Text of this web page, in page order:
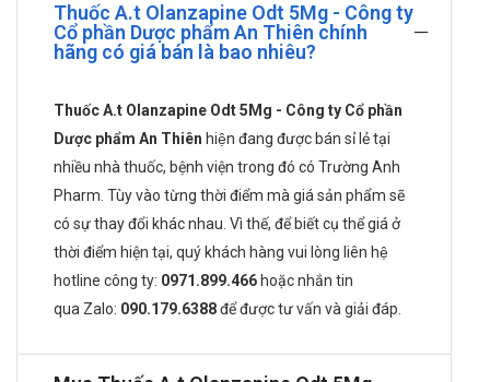
Liều dùng Thuốc A.T
Thuốc được dùng 1 ngày 1 lần và không liên quan đến bữa
ăn
Thông thường liều dùng bắt đầu ở 5 – 10mg, với liều mong
muốn điều trị là 10mg/ngày trong vòng vài ngày. Chỉnh liều
thêm nữa nếu có chỉ định, thường xảy ra giữa các khoảng
liều và không dưới 1 tuần. Liều hằng ngày sau đó có thể
được điều chỉnh theo bệnh cảnh lâm sàng của từng bệnh
nhân với khoảng liều là 5 – 20mg/ngày
Trên trẻ em:
Thuốc A.t Olanzapine Odt 5Mg - Công ty
Cổ phần Dược phẩm An Thiên chính
hãng có giá bán là bao nhiêu?
Thuốc A.t Olanzapine Odt 5Mg - Công ty Cổ phần
Dược phẩm An Thiên hiện đang được bán sỉ lẻ tại
nhiều nhà thuốc, bệnh viện trong đó có Trường Anh
Pharm. Tùy vào từng thời điểm mà giá sản phẩm sẽ
có sự thay đổi khác nhau. Vì thế, để biết cụ thể giá ở
thời điểm hiện tại, quý khách hàng vui lòng liên hệ
hotline công ty: 0971.899.466 hoặc nhắn tin
qua Zalo: 090.179.6388để được tư vấn và giải đáp.